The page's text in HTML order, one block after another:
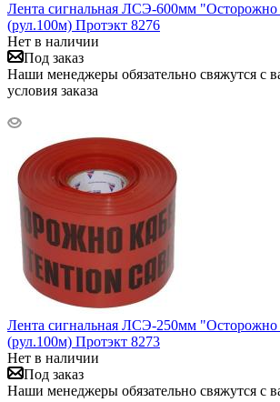
Лента сигнальная ЛСЭ-600мм "Осторожно
(рул.100м) Протэкт 8276
Нет в наличии
Под заказ
Наши менеджеры обязательно свяжутся с
условия заказа
Лента сигнальная ЛСЭ-250мм "Осторожно
(рул.100м) Протэкт 8273
Нет в наличии
Под заказ
Наши менеджеры обязательно свяжутся с